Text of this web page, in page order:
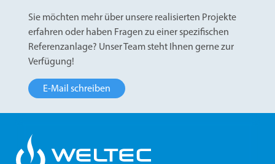
Sie möchten mehr über unsere realisierten Projekte
erfahren oder haben Fragen zu einer spezifischen
Referenzanlage? Unser Team steht Ihnen gerne zur
Verfügung!
E-Mail schreiben